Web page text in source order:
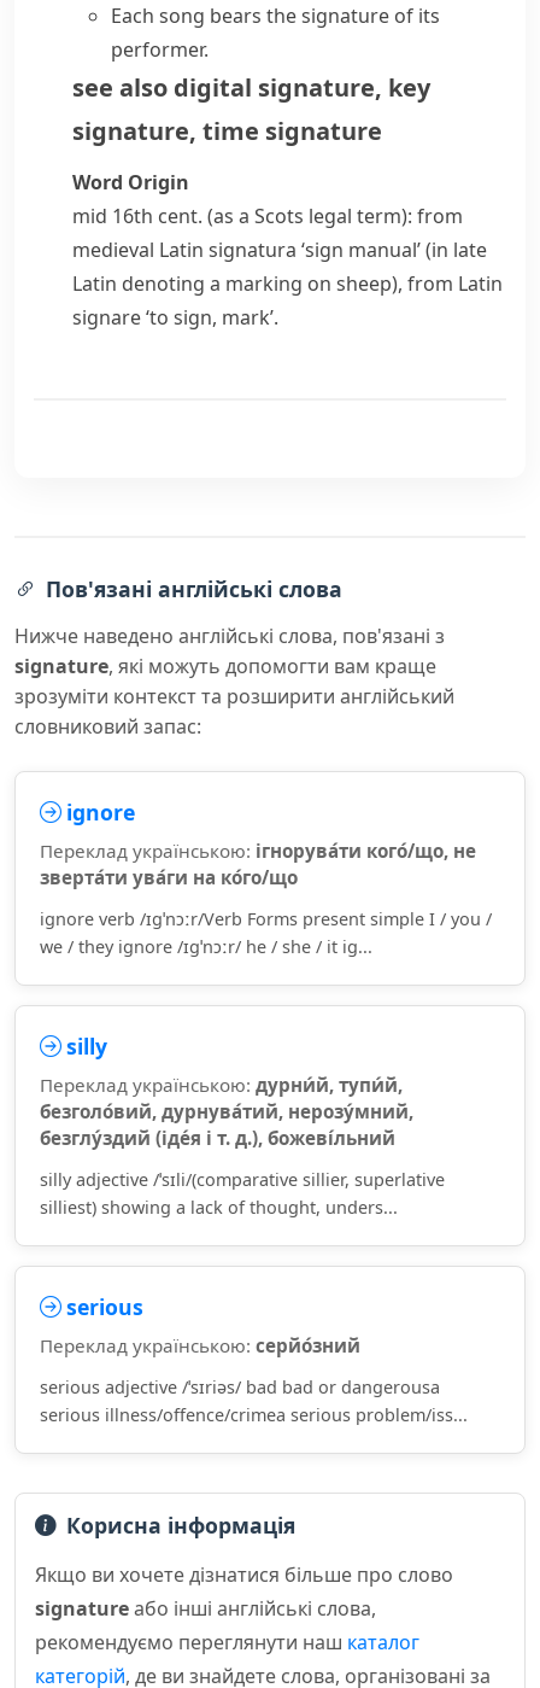
Each song bears the signature of its
performer.
see also digital signature, key
signature, time signature
Word Origin
mid 16th cent. (as a Scots legal term): from
medieval Latin signatura ‘sign manual’ (in late
Latin denoting a marking on sheep), from Latin
signare‘to sign, mark’.
Пов'язані англійські слова
Нижче наведено англійські слова, пов'язані з
signature, які можуть допомогти вам краще
зрозуміти контекст та розширити англійський
словниковий запас:
ignore
Переклад українською: ігнорува́ти кого́/що, не
зверта́ти ува́ги на ко́го/що
ignore verb /ɪɡˈnɔːr/Verb Forms present simple I / you /
we / they ignore /ɪɡˈnɔːr/ he / she / it ig...
silly
Переклад українською: дурни́й, тупи́й,
безголо́вий, дурнува́тий, нерозу́мний,
безглу́здий (іде́я і т. д.), божеві́льний
silly adjective /ˈsɪli/(comparative sillier, superlative
silliest) showing a lack of thought, unders...
serious
Переклад українською: серйо́зний
serious adjective /ˈsɪriəs/ bad bad or dangerousa
serious illness/offence/crimea serious problem/iss...
Корисна інформація
Якщо ви хочете дізнатися більше про слово
signatureабо інші англійські слова,
рекомендуємо переглянути наш каталог
категорій, де ви знайдете слова, організовані за